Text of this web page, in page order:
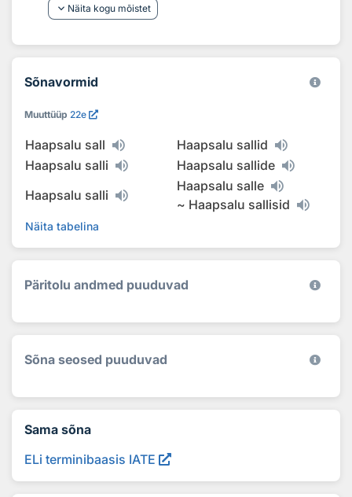
keyboard_arrow_down Näita kogu mõistet
Sõnavormid
Muuttüüp 22e
Haapsalu sall
Haapsalu sallid
Haapsalu salli
Haapsalu sallide
Haapsalu salli
Haapsalu salle
~ Haapsalu sallisid
Näita tabelina
Päritolu andmed puuduvad
Sõna seosed puuduvad
Sama sõna
ELi terminibaasis IATE